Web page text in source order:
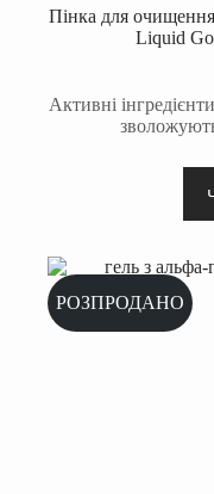
Пінка для
Liquid
Активні
РОЗПРОДАНО